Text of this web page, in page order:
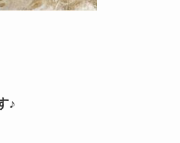
♪